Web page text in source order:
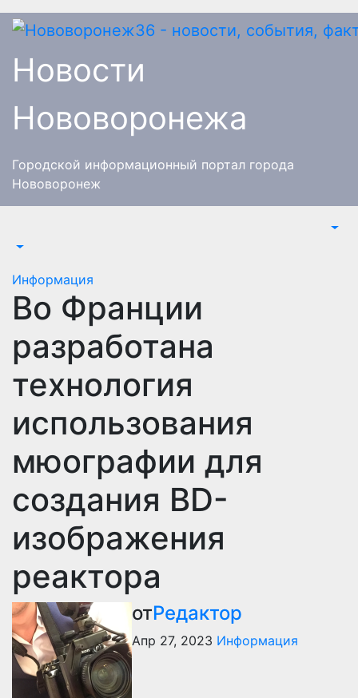
Перейти
Новости
Нововоронежа
Городской информационный портал города
Нововоронеж
Информация
Во Франции
разработана
технология
использования
мюографии для
создания BD-
изображения
реактора
отРедактор
Апр 27, 2023 Информация